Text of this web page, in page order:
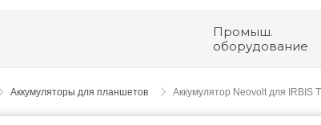
Промыш.
оборудование
Аккумуляторы для планшетов Аккумулятор Neovolt для IRBIS